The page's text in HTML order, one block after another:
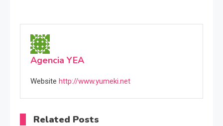
Agencia YEA
Website http://www.yumeki.net
Related Posts